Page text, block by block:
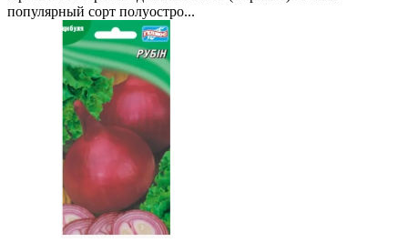
популярный сорт полуостро...